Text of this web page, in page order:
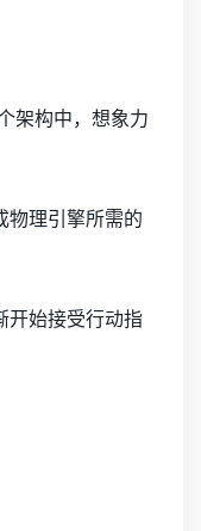
架构中，想象力
物理引擎所需的
开始接受行动指